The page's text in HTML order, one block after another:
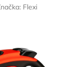
Flexi